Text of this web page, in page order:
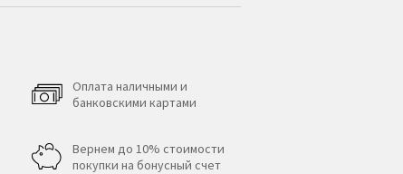
Оплата наличными и
банковскими картами
Вернем до 10% стоимости
покупки на бонусный счет